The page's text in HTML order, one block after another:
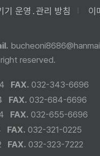
기 운영․관리 방침 이
reserved.
FAX. 032-343-6696
FAX. 032-684-6696
FAX. 032-655-6696
FAX. 032-321-0225
FAX. 032-323-7222